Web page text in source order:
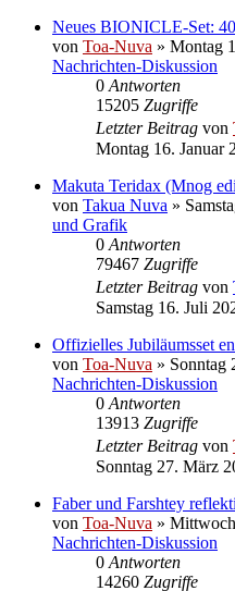
Neues BIONICLE-Set:
von Toa-Nuva » Montag
Nachrichten-Diskussion
0 Antworten
15205 Zugriffe
Letzter Beitrag von
Montag 16. Januar
Makuta Teridax (Mnog
von Takua Nuva »
und Grafik
0 Antworten
79467 Zugriffe
Letzter Beitrag von
Samstag 16. Juli
Offizielles Jubiläumsset
von Toa-Nuva » Sonntag
Nachrichten-Diskussion
0 Antworten
13913 Zugriffe
Letzter Beitrag von
Sonntag 27. März
Faber und Farshtey
von Toa-Nuva »
Nachrichten-Diskussion
0 Antworten
14260 Zugriffe